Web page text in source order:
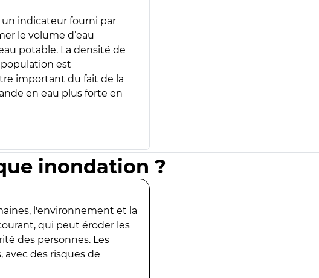
un indicateur fourni par
le volume d’eau
potable. La densité de
population est
important du fait de la
en eau plus forte en
inondation ?
l'environnement et la
qui peut éroder les
des personnes. Les
des risques de